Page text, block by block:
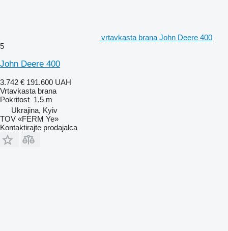
vrtavkasta brana John Deere 400
5
John Deere 400
3.742 € 191.600 UAH
Vrtavkasta brana
Pokritost 1,5 m
Ukrajina, Kyiv
TOV «FERM Ye»
Kontaktirajte prodajalca